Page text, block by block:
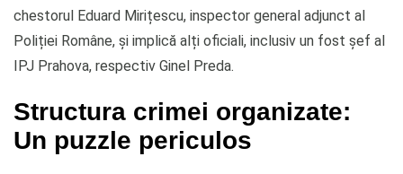
chestorul Eduard Mirițescu, inspector general adjunct al
Poliției Române, și implică alți oficiali, inclusiv un fost șef al
IPJ Prahova, respectiv Ginel Preda.
Structura crimei organizate:
Un puzzle periculos